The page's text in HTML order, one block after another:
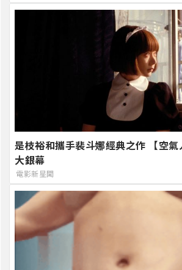
是枝裕和攜手裴斗娜經典之作 【空
大銀幕
電影新星聞